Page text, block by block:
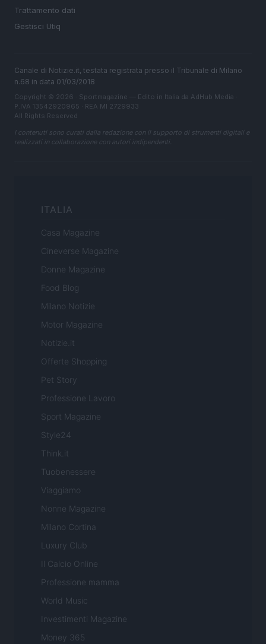
Trattamento dati
Gestisci Utiq
Canale di Notizie.it, testata registrata presso il Tribunale di Milano
n.68 in data 01/03/2018
Copyright © 2026 · Sportmagazine — Edito in Italia da AdHub Media
P.IVA 13542920965 · REA MI 2729933
All Rights Reserved
I contenuti sono curati dalla redazione con il supporto di strumenti digitali e
realizzati in collaborazione con autori indipendenti.
ITALIA
Casa Magazine
Cineverse Magazine
Donne Magazine
Food Blog
Milano Notizie
Motor Magazine
Notizie.it
Offerte Shopping
Pet Story
Professione Lavoro
Sport Magazine
Style24
Think.it
Tuobenessere
Viaggiamo
Nonne Magazine
Milano Cortina
Luxury Club
Il Calcio Online
Professione mamma
World Music
Investimenti Magazine
Money 365